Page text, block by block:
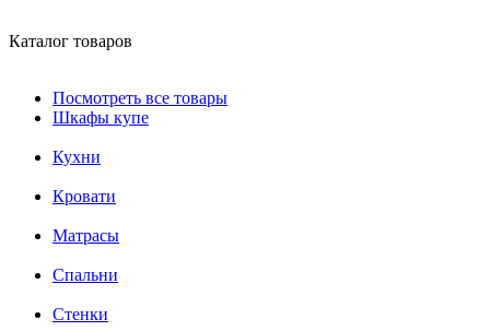
Каталог товаров
Посмотреть все товары
Шкафы купе
Кухни
Кровати
Матрасы
Cпальни
Стенки